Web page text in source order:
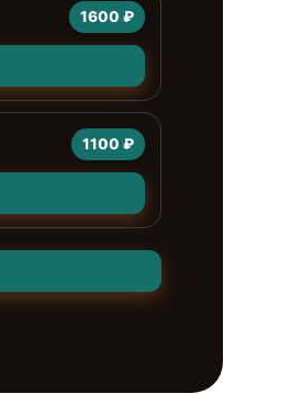
1600 ₽
1100 ₽